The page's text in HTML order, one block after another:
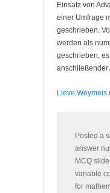
Einsatz von
einer Umfrage
geschrieben.
werden als
geschrieben,
anschließender
Lieve Weymeis
Posted a
answer
MCQ
variable
for